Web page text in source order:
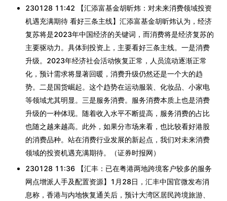
230128 11:42 【汇添富基金胡昕炜：对未来消费领域投资
机遇充满期待 看好三条主线】汇添富基金胡昕炜认为，经济
复苏将是2023年中国经济的关键词，而消费将是经济复苏的
主要驱动力。具体到投资上，主要看好三条主线。一是消费
升级。2023年经济社会活动恢复正常，人员流动逐渐正常
化，预计需求将显著回暖，消费升级仍然还是一个大的趋
势。二是国货崛起。这个趋势在运动服装、化妆品、小家电
等领域尤其明显。三是服务消费。服务消费本质上也是消费
升级的一种体现。随着收入水平不断提高，服务消费的占比
也随之越来越高。此外，如果分市场来看，也比较看好港股
的消费品种。站在消费行业发展的新起点，我们对未来消费
领域的投资机遇充满期待。（证券时报网）
230128 11:36 【汇丰：已在粤港两地跨境客户较多的服务
网点增派人手及配置资源】1月28日，汇丰中国官微发布消
息称，香港与内地恢复通关后，预计大湾区居民跨境旅游、